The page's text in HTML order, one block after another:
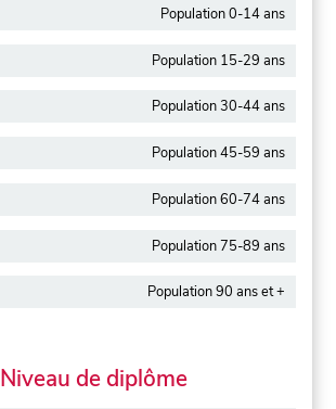
Population 0-14 ans
Population 15-29 ans
Population 30-44 ans
Population 45-59 ans
Population 60-74 ans
Population 75-89 ans
Population 90 ans et +
Niveau de diplôme